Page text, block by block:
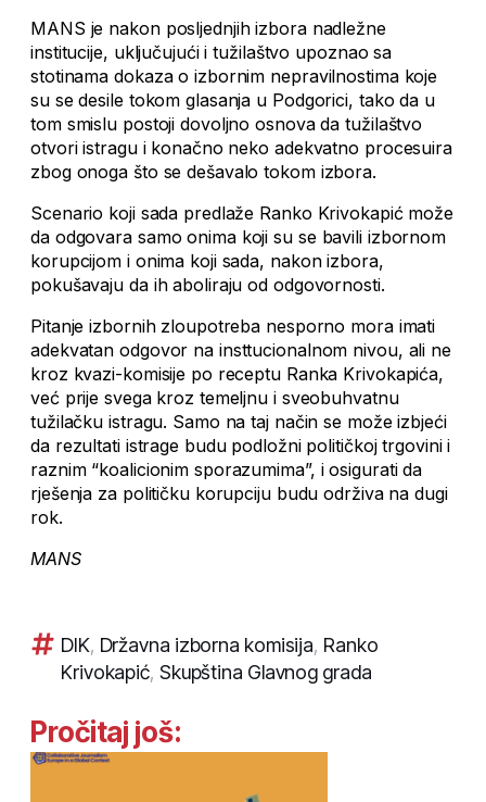
MANS je nakon posljednjih izbora nadležne
institucije, uključujući i tužilaštvo upoznao sa
stotinama dokaza o izbornim nepravilnostima koje
su se desile tokom glasanja u Podgorici, tako da u
tom smislu postoji dovoljno osnova da tužilaštvo
otvori istragu i konačno neko adekvatno procesuira
zbog onoga što se dešavalo tokom izbora.
Scenario koji sada predlaže Ranko Krivokapić može
da odgovara samo onima koji su se bavili izbornom
korupcijom i onima koji sada, nakon izbora,
pokušavaju da ih aboliraju od odgovornosti.
Pitanje izbornih zloupotreba nesporno mora imati
adekvatan odgovor na insttucionalnom nivou, ali ne
kroz kvazi-komisije po receptu Ranka Krivokapića,
već prije svega kroz temeljnu i sveobuhvatnu
tužilačku istragu. Samo na taj način se može izbjeći
da rezultati istrage budu podložni političkoj trgovini i
raznim “koalicionim sporazumima”, i osigurati da
rješenja za političku korupciju budu održiva na dugi
rok.
MANS
DIK, Državna izborna komisija, Ranko
Krivokapić, Skupština Glavnog grada
Pročitaj još: